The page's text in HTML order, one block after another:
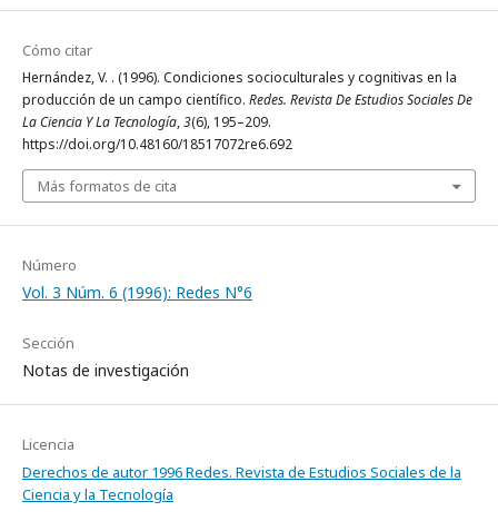
Cómo citar
Hernández, V. . (1996). Condiciones socioculturales y cognitivas en la
producción de un campo científico. Redes. Revista De Estudios Sociales De
La Ciencia Y La Tecnología,3(6), 195–209.
https://doi.org/10.48160/18517072re6.692
Más formatos de cita
Número
Vol. 3 Núm. 6 (1996): Redes N°6
Sección
Notas de investigación
Licencia
Derechos de autor 1996 Redes. Revista de Estudios Sociales de la
Ciencia y la Tecnología